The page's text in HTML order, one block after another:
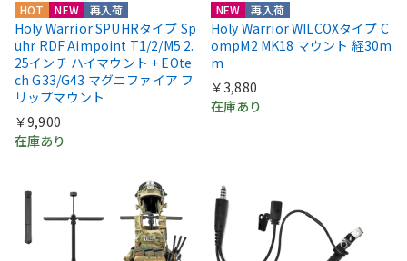
HOT NEW 再入荷
Holy Warrior SPUHRタイプ Sp
uhr RDF Aimpoint T1/2/M5 2.
25インチ ハイマウント + EOte
ch G33/G43 マグニファイア フ
リップマウント
￥9,900
在庫あり
NEW 再入荷
Holy Warrior WILCOXタイプ C
ompM2 MK18 マウント 経30m
m
￥3,880
在庫あり